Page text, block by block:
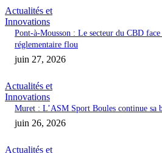
Actualités et
Innovations
Pont-à-Mousson : Le secteur du CBD
réglementaire flou
juin 27, 2026
Actualités et
Innovations
Muret : L’ASM Sport Boules continue sa
juin 26, 2026
Actualités et